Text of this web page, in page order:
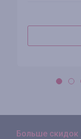
Больше скидок